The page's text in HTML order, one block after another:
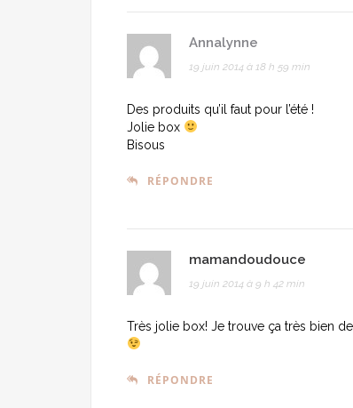
Annalynne
19 juin 2014 à 18 h 59 min
Des produits qu’il faut pour l’été !
Jolie box
Bisous
RÉPONDRE
mamandoudouce
19 juin 2014 à 9 h 42 min
Très jolie box! Je trouve ça très bien
RÉPONDRE